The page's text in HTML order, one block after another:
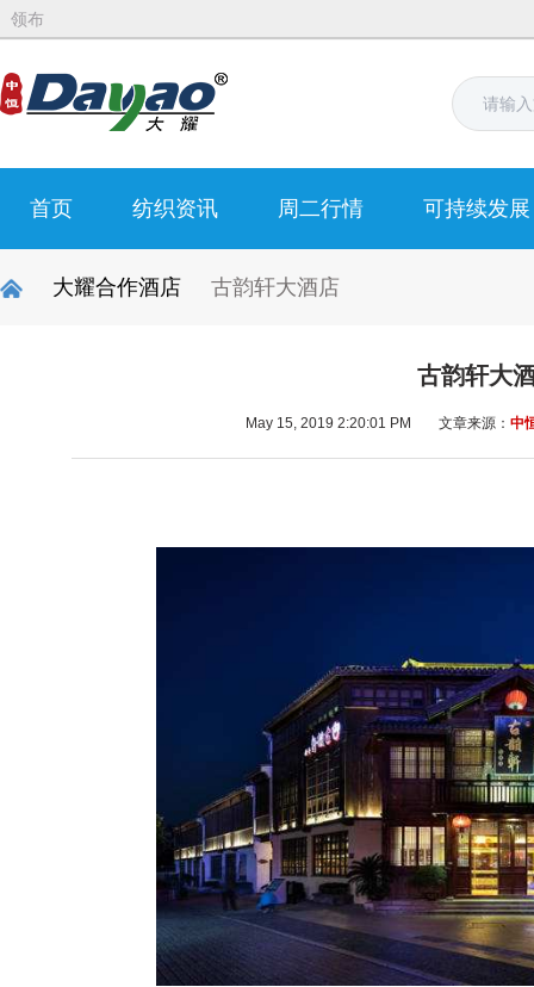
领布
首页 纺织资讯 周二行情 可持续发展
大耀合作酒店 古韵轩大酒店
古韵轩大
May 15, 2019 2:20:01 PM 文章来源： 中